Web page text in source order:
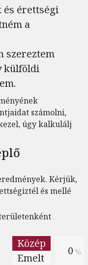
és érettségi
a
szereztem
külföldi
számolni,
úgy kalkulálj
Kérjük,
és mellé
Közép
Emelt
%